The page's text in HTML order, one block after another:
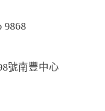
9868
號南豐中心